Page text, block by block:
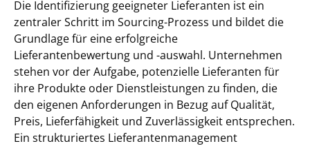
Die Identifizierung geeigneter Lieferanten ist ein
zentraler Schritt im Sourcing-Prozess und bildet die
Grundlage für eine erfolgreiche
Lieferantenbewertung und -auswahl. Unternehmen
stehen vor der Aufgabe, potenzielle Lieferanten für
ihre Produkte oder Dienstleistungen zu finden, die
den eigenen Anforderungen in Bezug auf Qualität,
Preis, Lieferfähigkeit und Zuverlässigkeit entsprechen.
Ein strukturiertes Lieferantenmanagement